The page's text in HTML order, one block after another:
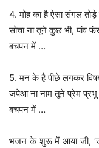
4. मोह का है ऐसा संगल
सोचा ना तूने कुछ भी, पांव
बचपन में …
5. मन के है पीछे लगकर
जपेआ ना नाम तूने प्रेम प्रभु
बचपन में …
भजन के शुरू में आया जी,